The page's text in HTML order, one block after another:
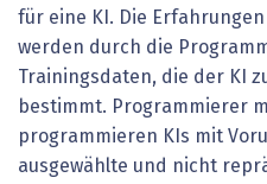
für eine KI. Die
werden durch die
Trainingsdaten, die der KI
bestimmt. Programmierer
programmieren KIs mit
ausgewählte und nicht